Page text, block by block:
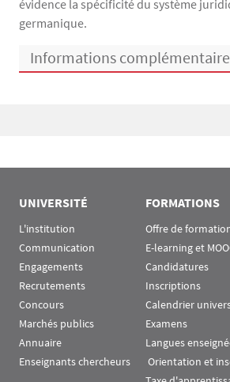
évidence la spécificité du système
germanique.
Informations
UNIVERSITÉ
L'institution
Communication
Engagements
Recrutements
Concours
Marchés publics
Annuaire
Enseignants chercheurs
FORMATIONS
Offre de
E-learning et
Candidatures
Inscriptions
Calendrier
Examens
Langues
Orientation et